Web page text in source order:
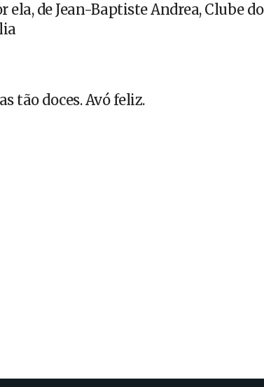
ela, de Jean-Baptiste Andrea, Clube do
tão doces. Avó feliz.